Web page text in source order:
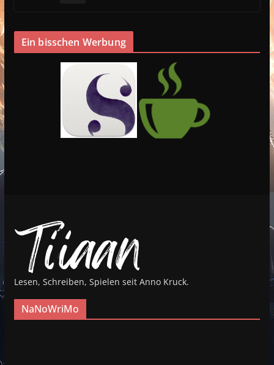
Ein bisschen Werbung
Lesen, Schreiben, Spielen seit Anno Kruck.
NaNoWriMo